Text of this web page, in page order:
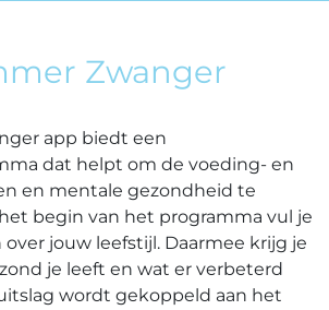
Zwanger
app biedt een
dat helpt om de voeding- en
en mentale gezondheid te
begin van het programma vul je
jouw leefstijl. Daarmee krijg je
je leeft en wat er verbeterd
wordt gekoppeld aan het